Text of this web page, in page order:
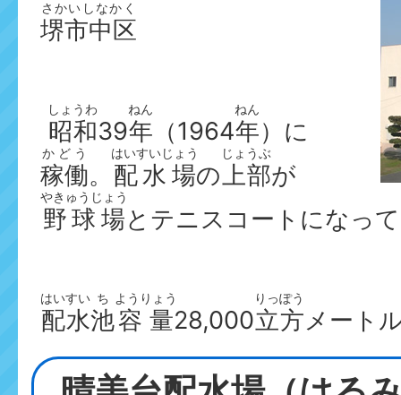
堺市中区
さかいしなかく
昭和
しょうわ
39年
ねん
（1964年
ねん
）に
稼働
かどう
。 配水場
はいすいじょう
の上部
じょうぶ
が
野球場
やきゅうじょう
とテニスコートになっ
配水
はいすい
池
ち
容量
ようりょう
28,000立方
りっぽう
メート